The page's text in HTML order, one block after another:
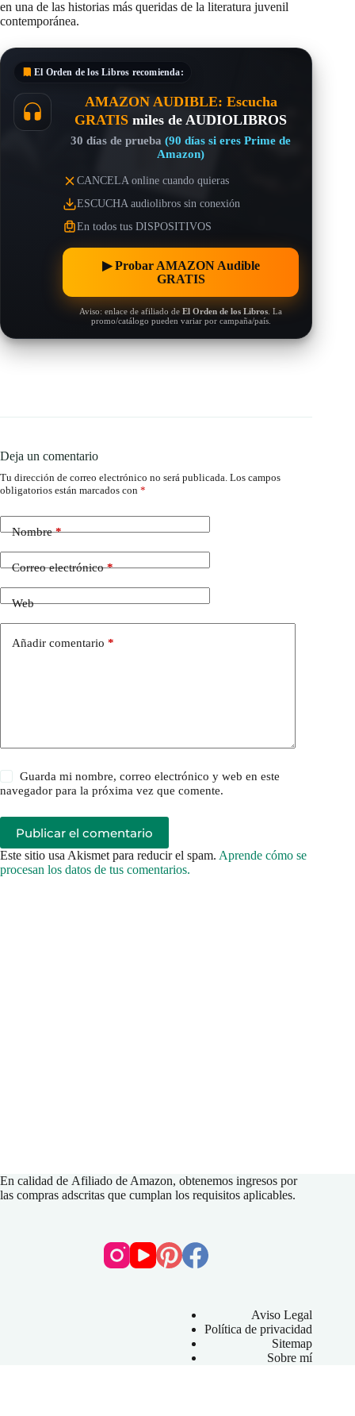
Añadir comentario
Guarda mi nombre, correo electrónico y web en este
navegador para la próxima vez que comente.
Publicar el comentario
procesan los datos de tus comentarios.
En calidad de Afiliado de Amazon, obtenemos ingresos por
las compras adscritas que cumplan los requisitos aplicables.
Aviso Legal
Política de privacidad
Sitemap
Sobre mí